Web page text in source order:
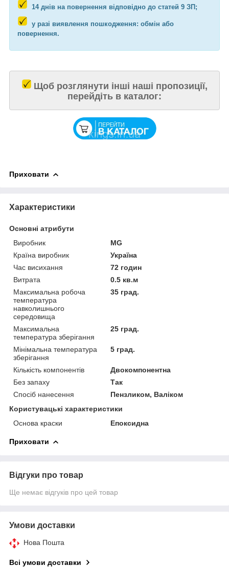
14 днів на повернення відповідно до статей 9 ЗП;
у разі виявлення пошкодження: обмін або
повернення.
Щоб розглянути інші наші пропозиції,
перейдіть в каталог:
Приховати
Характеристики
Основні атрибути
Виробник
MG
Країна виробник
Україна
Час висихання
72 годин
Витрата
0.5 кв.м
Максимальна робоча
температура
навколишнього
середовища
35 град.
Максимальна
температура зберігання
25 град.
Мінімальна температура
зберігання
5 град.
Кількість компонентів
Двокомпонентна
Без запаху
Так
Спосіб нанесення
Пензликом, Валіком
Користувацькі характеристики
Основа краски
Епоксидна
Приховати
Відгуки про товар
Ще немає відгуків про цей товар
Умови доставки
Нова Пошта
Всі умови доставки